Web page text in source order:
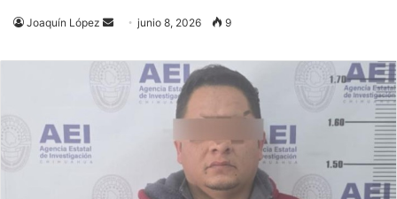
Joaquín López
Send
email
junio 8, 2026 9